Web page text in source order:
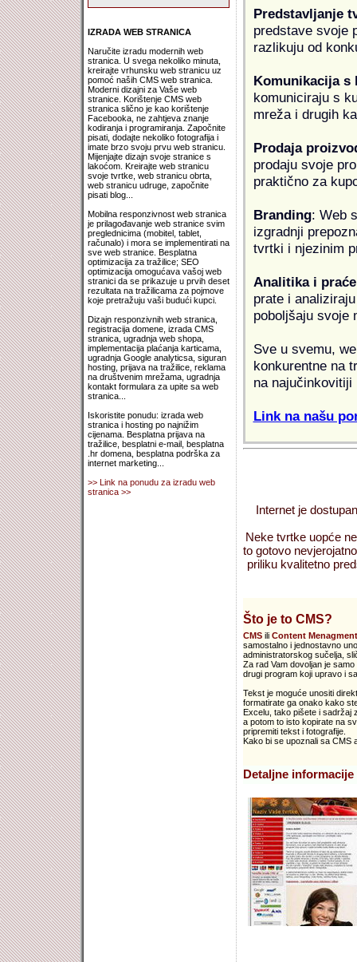
IZRADA WEB STRANICA
Naručite izradu modernih web
stranica. U svega nekoliko minuta,
kreirajte vrhunsku web stranicu uz
pomoć naših CMS web stranica.
Moderni dizajni za Vaše web
stranice. Korištenje CMS web
stranica slično je kao korištenje
Facebooka, ne zahtjeva znanje
kodiranja i programiranja. Započnite
pisati, dodajte nekoliko fotografija i
imate brzo svoju prvu web stranicu.
Mijenjajte dizajn svoje stranice s
lakoćom. Kreirajte web stranicu
svoje tvrtke, web stranicu obrta,
web stranicu udruge, započnite
pisati blog...
Mobilna responzivnost web stranica
je prilagođavanje web stranice svim
preglednicima (mobitel, tablet,
računalo) i mora se implementirati na
sve web stranice. Besplatna
optimizacija za tražilice; SEO
optimizacija omogućava vašoj web
stranici da se prikazuje u prvih deset
rezultata na tražilicama za pojmove
koje pretražuju vaši budući kupci.
Dizajn responzivnih web stranica,
registracija domene, izrada CMS
stranica, ugradnja web shopa,
implementacija plaćanja karticama,
ugradnja Google analyticsa, siguran
hosting, prijava na tražilice, reklama
na društvenim mrežama, ugradnja
kontakt formulara za upite sa web
stranica...
Iskoristite ponudu: izrada web
stranica i hosting po najnižim
cijenama. Besplatna prijava na
tražilice, besplatni e-mail, besplatna
.hr domena, besplatna podrška za
internet marketing...
>> Link na ponudu za izradu web
stranica >>
Predstavljanje
predstave svoje
razlikuju od
Komunikacija s
komuniciraju s
mreža i drugih
Prodaja
prodaju svoje
praktično za
Branding: Web
izgradnji
tvrtki i njezinim
Analitika i
prate i
poboljšaju svoje
Sve u svemu,
konkurentne na
na najučinkovitiji
Link na našu
Internet je
Neke tvrtke uopće
to gotovo
priliku kvalitetno
Što je to CMS?
CMSili Content
samostalno i jednostavno
administratorskog sučelja,
Za rad Vam dovoljan je
drugi program koji upravo i
Tekst je moguće unositi
formatirate ga onako kako
Excelu, tako pišete i sadržaj
a potom to isto kopirate na
pripremiti tekst i fotografije.
Kako bi se upoznali sa CMS
Detaljne